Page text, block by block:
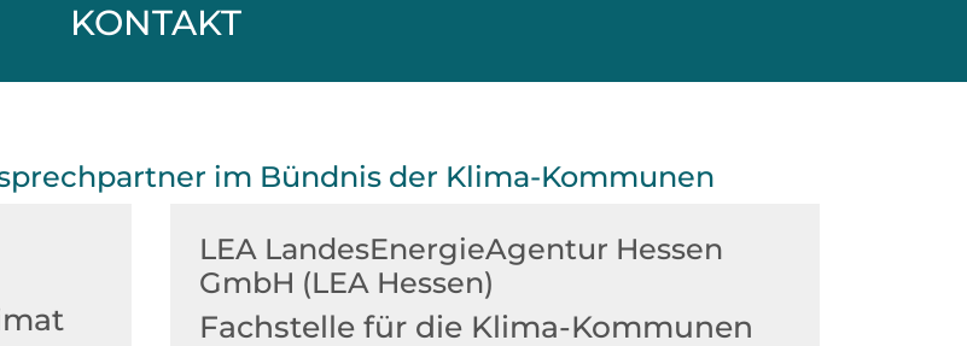
KONTAKT
im Bündnis der Klima-Kommunen
LEA LandesEnergieAgentur Hessen
GmbH (LEA Hessen)
Fachstelle für die Klima-Kommunen